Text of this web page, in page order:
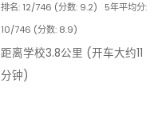
排名: 12/746 (分数: 9.2)
5年平均分:
10/746 (分数: 8.9)
距离学校3.8公里 (开车大约11
分钟)